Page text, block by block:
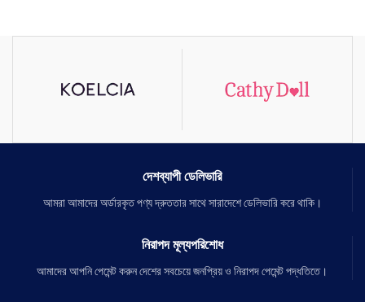
দেশব্যাপী ডেলিভারি
আমরা আমাদের অর্ডারকৃত পণ্য দ্রুততার সাথে সারাদেশে ডেলিভারি করে থাকি।
নিরাপদ মূল্যপরিশোধ
আমাদের আপনি পেমেন্ট করুন দেশের সবচেয়ে জনপ্রিয় ও নিরাপদ পেমেন্ট পদ্ধতিতে।